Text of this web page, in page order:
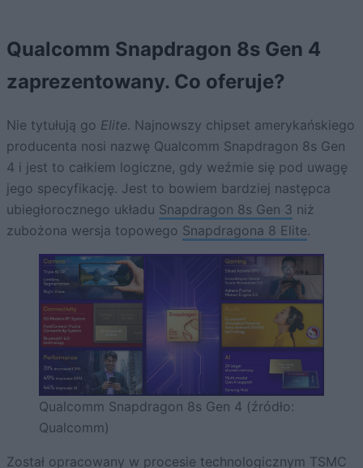
Qualcomm Snapdragon 8s Gen 4
zaprezentowany. Co oferuje?
Nie tytułują go Elite. Najnowszy chipset amerykańskiego
producenta nosi nazwę Qualcomm Snapdragon 8s Gen
4 i jest to całkiem logiczne, gdy weźmie się pod uwagę
jego specyfikację. Jest to bowiem bardziej następca
ubiegłorocznego układu Snapdragon 8s Gen 3 niż
zubożona wersja topowego Snapdragona 8 Elite.
Qualcomm Snapdragon 8s Gen 4 (źródło:
Qualcomm)
Został opracowany w procesie technologicznym TSMC